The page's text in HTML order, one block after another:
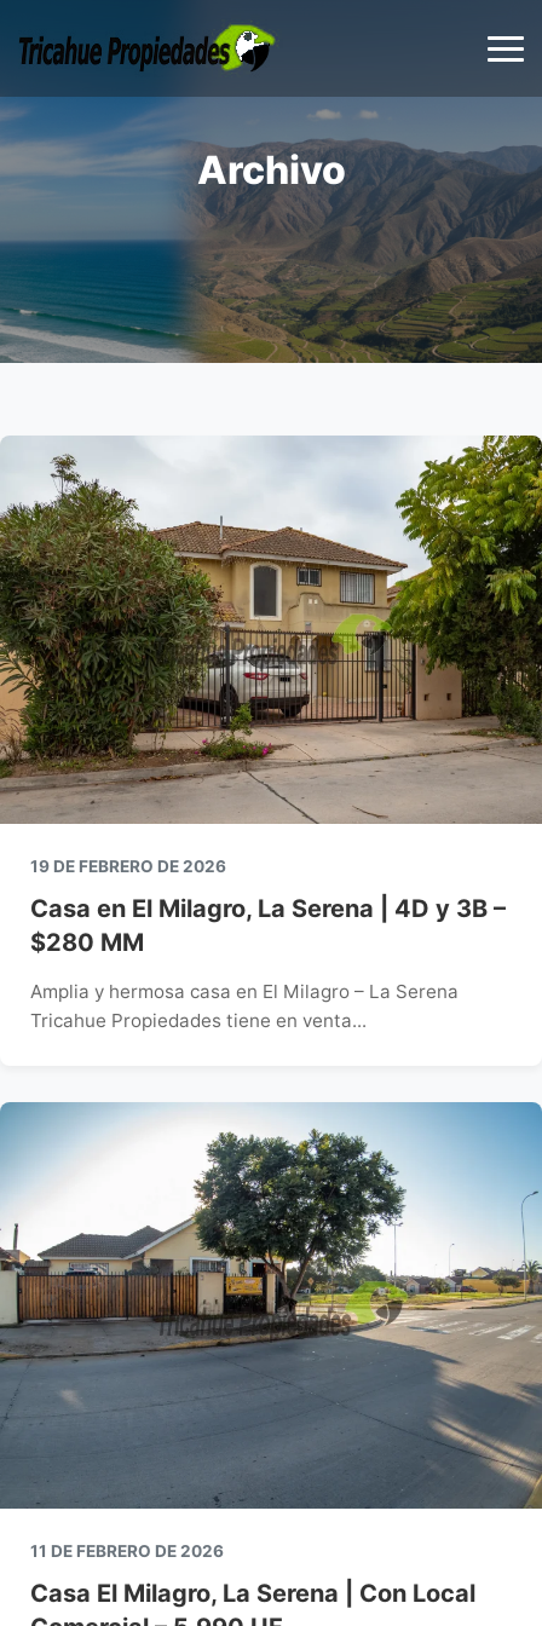
Archivo
19 DE FEBRERO DE 2026
Casa en El Milagro, La Serena | 4D y 3B –
$280 MM
Amplia y hermosa casa en El Milagro – La Serena
Tricahue Propiedades tiene en venta...
11 DE FEBRERO DE 2026
Casa El Milagro, La Serena | Con Local